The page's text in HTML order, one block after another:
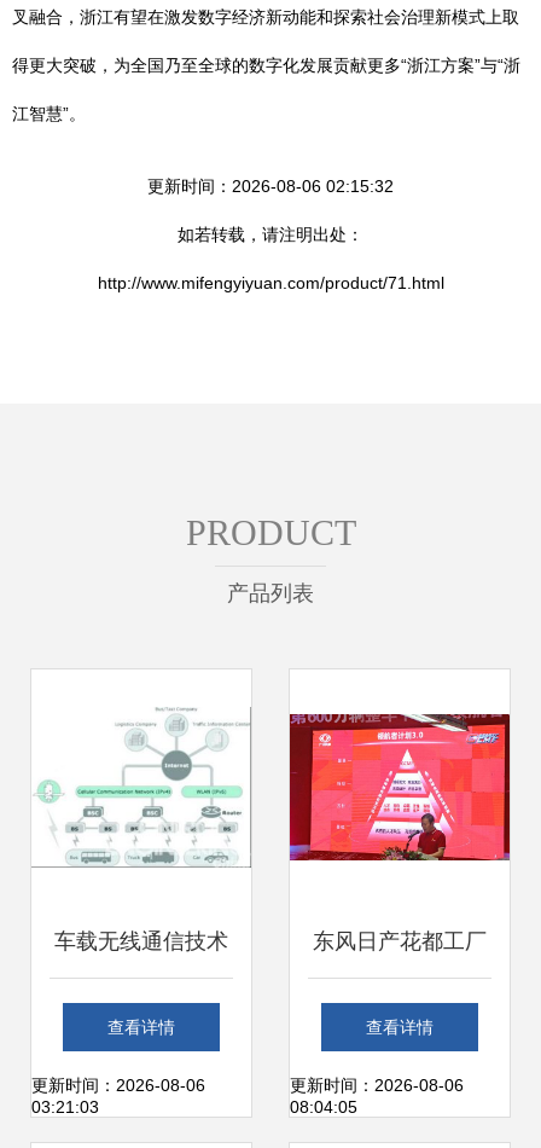
叉融合，浙江有望在激发数字经济新动能和探索社会治理新模式上取
得更大突破，为全国乃至全球的数字化发展贡献更多“浙江方案”与“浙
江智慧”。
更新时间：2026-08-06 02:15:32
如若转载，请注明出处：
http://www.mifengyiyuan.com/product/71.html
PRODUCT
产品列表
车载无线通信技术
推动ITS发展 聚焦
网络信息技术开发
查看详情
更新时间：2026-08-06
03:21:03
东风日产花都工厂
第六百万辆汽车下
线，网络信息技术
查看详情
更新时间：2026-08-06
08:04:05